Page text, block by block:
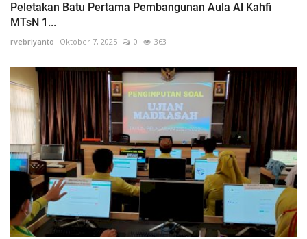
Peletakan Batu Pertama Pembangunan Aula Al Kahfi
MTsN 1...
rvebriyanto Oktober 7, 2025 0 363